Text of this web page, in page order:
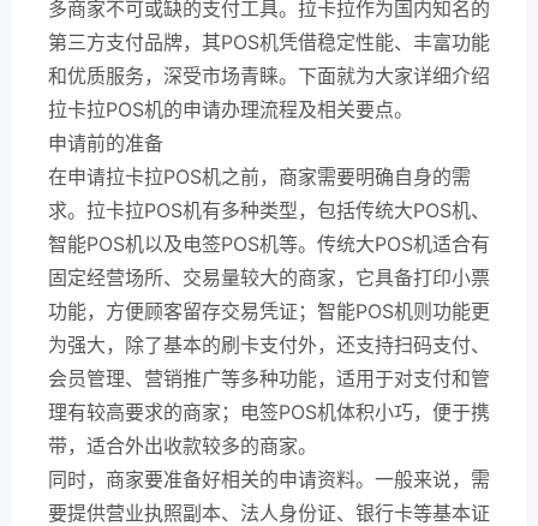
多商家不可或缺的支付工具。拉卡拉作为国内知名的
第三方支付品牌，其POS机凭借稳定性能、丰富功能
和优质服务，深受市场青睐。下面就为大家详细介绍
拉卡拉POS机的申请办理流程及相关要点。
申请前的准备
在申请拉卡拉POS机之前，商家需要明确自身的需
求。拉卡拉POS机有多种类型，包括传统大POS机、
智能POS机以及电签POS机等。传统大POS机适合有
固定经营场所、交易量较大的商家，它具备打印小票
功能，方便顾客留存交易凭证；智能POS机则功能更
为强大，除了基本的刷卡支付外，还支持扫码支付、
会员管理、营销推广等多种功能，适用于对支付和管
理有较高要求的商家；电签POS机体积小巧，便于携
带，适合外出收款较多的商家。
同时，商家要准备好相关的申请资料。一般来说，需
要提供营业执照副本、法人身份证、银行卡等基本证